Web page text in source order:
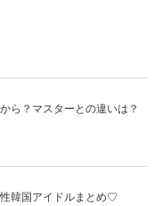
ら？マスターとの違いは？
韓国アイドルまとめ♡